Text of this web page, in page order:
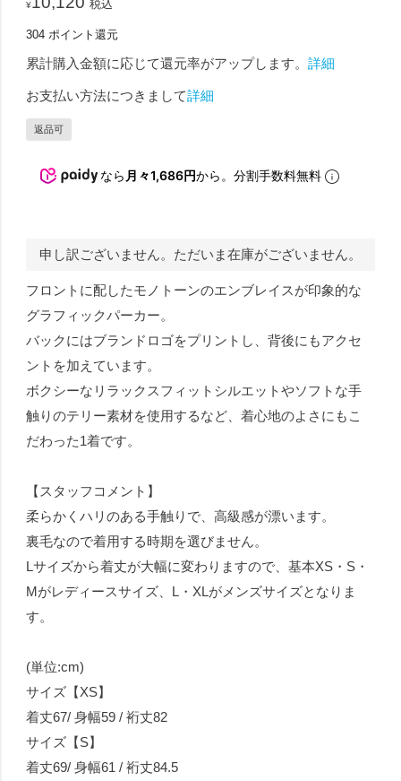
¥ 税込
304 ポイント還元
累計購入金額に応じて還元率がアップします。詳細
お支払い方法につきまして詳細
返品可
なら 月々1,686円から。分割手数料無料
申し訳ございません。ただいま在庫がございません。
フロントに配したモノトーンのエンブレイスが印象的な
グラフィックパーカー。
バックにはブランドロゴをプリントし、背後にもアクセ
ントを加えています。
ボクシーなリラックスフィットシルエットやソフトな手
触りのテリー素材を使用するなど、着心地のよさにもこ
だわった1着です。
【スタッフコメント】
柔らかくハリのある手触りで、高級感が漂います。
裏毛なので着用する時期を選びません。
Lサイズから着丈が大幅に変わりますので、基本XS・S・
Mがレディースサイズ、L・XLがメンズサイズとなりま
す。
(単位:cm)
サイズ【XS】
着丈67/ 身幅59 / 裄丈82
サイズ【S】
着丈69/ 身幅61 / 裄丈84.5